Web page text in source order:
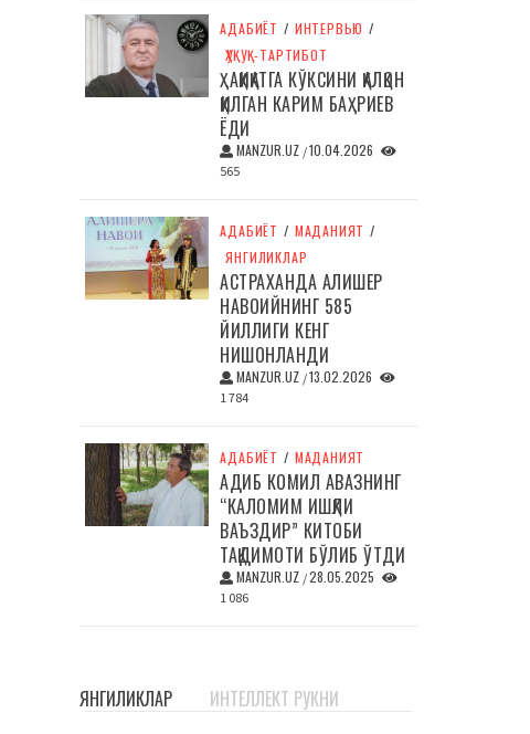
АДАБИЁТ / ИНТЕРВЬЮ /
ҲУҚУҚ-ТАРТИБОТ
ҲАҚИҚАТГА КЎКСИНИ ҚАЛҚОН
ҚИЛГАН КАРИМ БАҲРИЕВ
ЁДИ
MANZUR.UZ /10.04.2026
565
АДАБИЁТ / МАДАНИЯТ /
ЯНГИЛИКЛАР
АСТРАХАНДА АЛИШЕР
НАВОИЙНИНГ 585
ЙИЛЛИГИ КЕНГ
НИШОНЛАНДИ
MANZUR.UZ /13.02.2026
1 784
АДАБИЁТ / МАДАНИЯТ
АДИБ КОМИЛ АВАЗНИНГ
“КАЛОМИМ ИШҚЛИ
ВАЪЗДИР” КИТОБИ
ТАҚДИМОТИ БЎЛИБ ЎТДИ
MANZUR.UZ /28.05.2025
1 086
ЯНГИЛИКЛАР ИНТЕЛЛЕКТ РУКНИ